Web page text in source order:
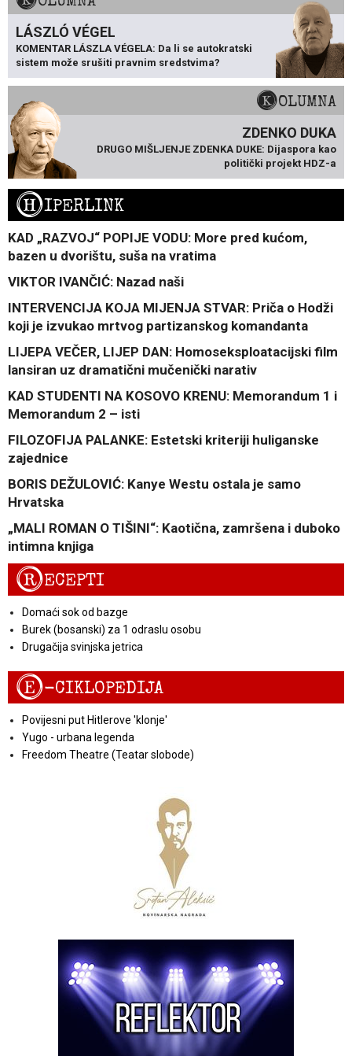
LÁSZLÓ VÉGEL
KOMENTAR LÁSZLA VÉGELA: Da li se autokratski
sistem može srušiti pravnim sredstvima?
KOLUMNA
ZDENKO DUKA
DRUGO MIŠLJENJE ZDENKA DUKE: Dijaspora kao
politički projekt HDZ-a
HIPERLINK
KAD „RAZVOJ“ POPIJE VODU: More pred kućom,
bazen u dvorištu, suša na vratima
VIKTOR IVANČIĆ: Nazad naši
INTERVENCIJA KOJA MIJENJA STVAR: Priča o Hodži
koji je izvukao mrtvog partizanskog komandanta
LIJEPA VEČER, LIJEP DAN: Homoseksploatacijski film
lansiran uz dramatični mučenički narativ
KAD STUDENTI NA KOSOVO KRENU: Memorandum 1 i
Memorandum 2 – isti
FILOZOFIJA PALANKE: Estetski kriteriji huliganske
zajednice
BORIS DEŽULOVIĆ: Kanye Westu ostala je samo
Hrvatska
„MALI ROMAN O TIŠINI“: Kaotična, zamršena i duboko
intimna knjiga
RECEPTI
Domaći sok od bazge
Burek (bosanski) za 1 odraslu osobu
Drugačija svinjska jetrica
E-CIKLOPEDIJA
Povijesni put Hitlerove 'klonje'
Yugo - urbana legenda
Freedom Theatre (Teatar slobode)